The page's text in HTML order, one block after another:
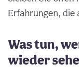
Erfahrungen, die
Was tun,
wieder